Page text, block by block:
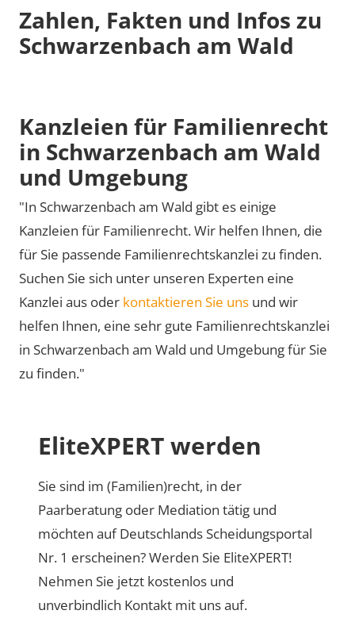
Zahlen, Fakten und Infos zu
Schwarzenbach am Wald
Kanzleien für Familienrecht
in Schwarzenbach am Wald
und Umgebung
"In Schwarzenbach am Wald gibt es einige
Kanzleien für Familienrecht. Wir helfen Ihnen, die
für Sie passende Familienrechtskanzlei zu finden.
Suchen Sie sich unter unseren Experten eine
Kanzlei aus oder kontaktieren Sie uns und wir
helfen Ihnen, eine sehr gute Familienrechtskanzlei
in Schwarzenbach am Wald und Umgebung für Sie
zu finden."
EliteXPERT werden
Sie sind im (Familien)recht, in der
Paarberatung oder Mediation tätig und
möchten auf Deutschlands Scheidungsportal
Nr. 1 erscheinen? Werden Sie EliteXPERT!
Nehmen Sie jetzt kostenlos und
unverbindlich Kontakt mit uns auf.